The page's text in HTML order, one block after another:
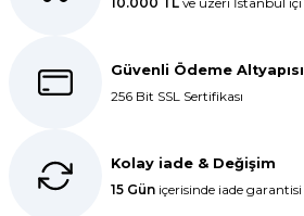
E... K... | 27/10/2025
Dolphin aynı kalitede . Hızlı kargo
ve teslimat için ayrıca teşekkür
Bir önceki siparişim sorunsuz geldi
Güvenli Ödeme Altyapısı
256 Bit SSL Sertifikası
Kolay iade & Değişim
15 Gün içerisinde iade garantisi